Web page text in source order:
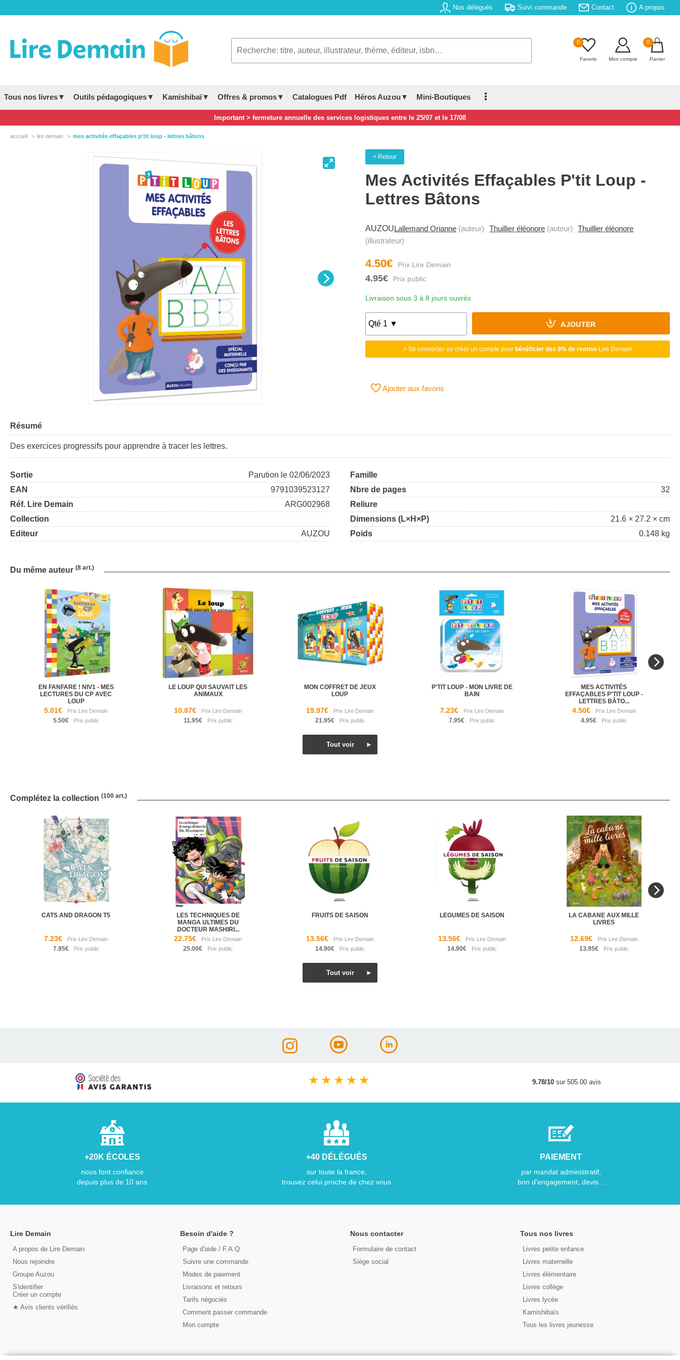
Nos délégués Suivi commande Contact A propos
0
Favoris Mon compte
0
Panier
Tous nos livres▼ Outils pédagogiques▼ Kamishibaï▼ Offres & promos▼ Catalogues Pdf Héros Auzou▼ Mini-Boutiques
Important > fermeture annuelle des services logistiques entre le 25/07 et le 17/08
accueil lire demain mes activités effaçables p'tit loup - lettres bâtons
< Retour
Mes Activités Effaçables P'tit Loup -
Lettres Bâtons
AUZOULallemand Orianne (auteur) Thuillier éléonore (auteur)
Thuillier éléonore
(illustrateur)
4.50€
4.95€
Livraison sous 3 à 8 jours ouvrés
AJOUTER
> Se connecter ou créer un compte pour bénéficier des 9% de remiseLire Demain
Ajouter aux favoris
Résumé
Des exercices progressifs pour apprendre à tracer les lettres.
Sortie
Parution le 02/06/2023
EAN
9791039523127
Réf. Lire Demain
ARG002968
Collection
Editeur
AUZOU
Famille
Nbre de pages
32
Reliure
Dimensions (L×H×P)
21.6 × 27.2 × cm
Poids
0.148 kg
Du même auteur (8 art.)
EN FANFARE ! NIV1 - MES
LECTURES DU CP AVEC
LOUP
5.01€
5.50€
LE LOUP QUI SAUVAIT LES
ANIMAUX
10.87€
11.95€
MON COFFRET DE JEUX
LOUP
19.97€
21.95€
P'TIT LOUP - MON LIVRE DE
BAIN
7.23€
7.95€
MES ACTIVITÉS
EFFAÇABLES P'TIT LOUP -
LETTRES BÂTO...
4.50€
4.95€
Complétez la collection (100 art.)
CATS AND DRAGON T5
7.23€
7.95€
LES TECHNIQUES DE
MANGA ULTIMES DU
DOCTEUR MASHIRI...
22.75€
25.00€
FRUITS DE SAISON
13.56€
14.90€
LEGUMES DE SAISON
13.56€
14.90€
LA CABANE AUX MILLE
LIVRES
12.69€
13.95€
★ ★ ★ ★ ★ 9.78/10sur 505.00 avis
+20K ÉCOLES
nous font confiance
depuis plus de 10 ans
+40 DÉLÉGUÉS
sur toute la france,
trouvez celui proche de chez vous
PAIEMENT
par mandat administratif,
bon d'engagement, devis...
Lire Demain
A propos de Lire Demain
Nous rejoindre
Groupe Auzou
S'identifier
Créer un compte
★ Avis clients vérifiés
Besoin d'aide ?
Page d'aide / F.A.Q
Suivre une commande
Modes de paiement
Livraisons et retours
Tarifs négociés
Comment passer commande
Mon compte
Nous contacter
Formulaire de contact
Siège social
Tous nos livres
Livres petite enfance
Livres maternelle
Livres élémentaire
Livres collège
Livres lycée
Kamishibaïs
Tous les livres jeunesse